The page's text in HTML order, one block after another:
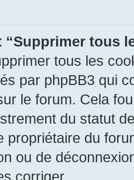
“Supprimer tous
tous les
par phpBB3 qui
le forum. Cela
du statut
propriétaire du
ou de
corriger.